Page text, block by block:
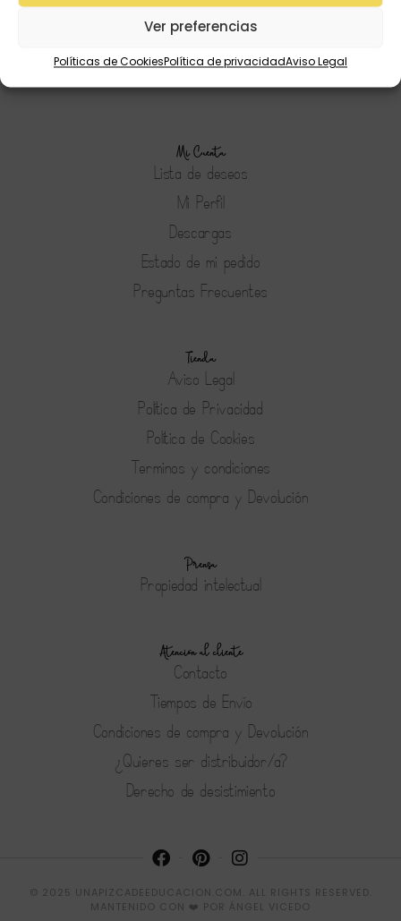
Ver preferencias
Políticas de CookiesPolítica de privacidadAviso Legal
Mi Cuenta
Lista de deseos
Mi Perfil
Descargas
Estado de mi pedido
Preguntas Frecuentes
Tienda
Aviso Legal
Política de Privacidad
Política de Cookies
Terminos y condiciones
Condiciones de compra y Devolución
Prensa
Propiedad intelectual
Atención al cliente
Contacto
Tiempos de Envío
Condiciones de compra y Devolución
¿Quieres ser distribuidor/a?
Derecho de desistimiento
© 2025 UNAPIZCADEEDUCACION.COM. ALL RIGHTS RESERVED.
MANTENIDO CON ❤️ POR ÁNGEL VICEDO